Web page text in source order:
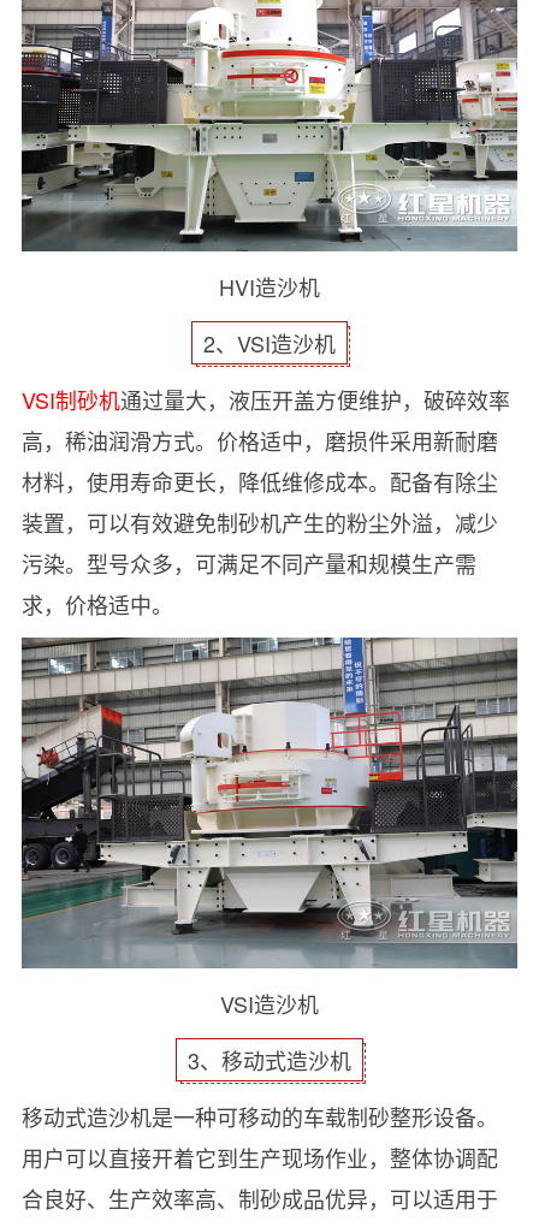
HVI造沙机
2、VSI造沙机
VSI制砂机通过量大，液压开盖方便维护，破碎效率
高，稀油润滑方式。价格适中，磨损件采用新耐磨
材料，使用寿命更长，降低维修成本。配备有除尘
装置，可以有效避免制砂机产生的粉尘外溢，减少
污染。型号众多，可满足不同产量和规模生产需
求，价格适中。
VSI造沙机
3、移动式造沙机
移动式造沙机是一种可移动的车载制砂整形设备。
用户可以直接开着它到生产现场作业，整体协调配
合良好、生产效率高、制砂成品优异，可以适用于